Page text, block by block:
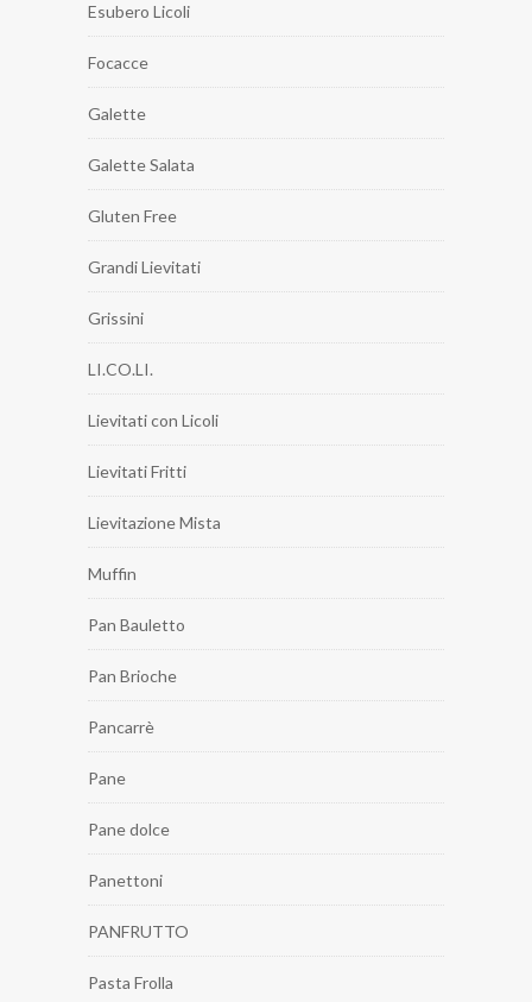
Esubero Licoli
Focacce
Galette
Galette Salata
Gluten Free
Grandi Lievitati
Grissini
LI.CO.LI.
Lievitati con Licoli
Lievitati Fritti
Lievitazione Mista
Muffin
Pan Bauletto
Pan Brioche
Pancarrè
Pane
Pane dolce
Panettoni
PANFRUTTO
Pasta Frolla